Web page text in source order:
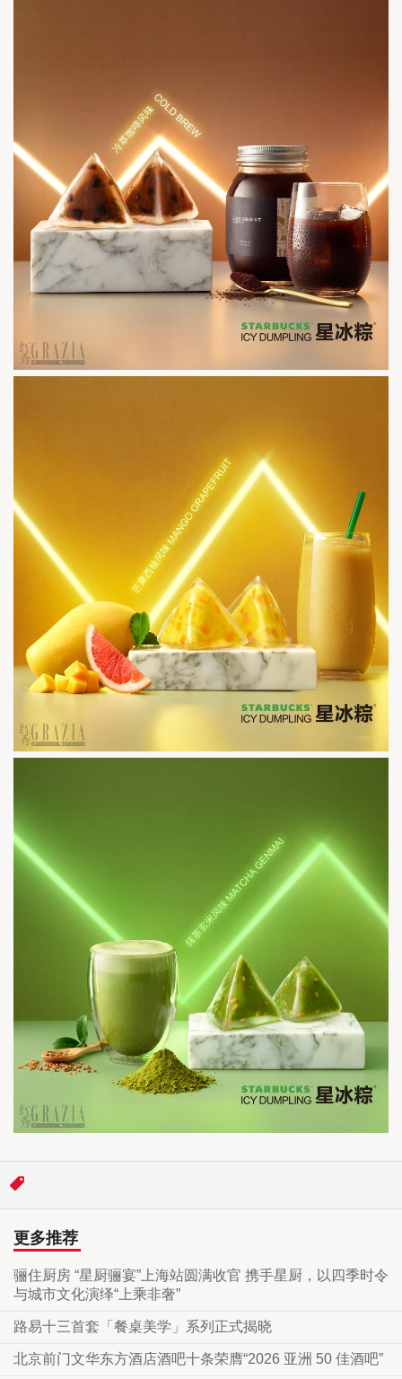
更多推荐
骊住厨房 “星厨骊宴”上海站圆满收官 携手星厨，以四季时令
与城市文化演绎“上乘非奢”
路易十三首套「餐桌美学」系列正式揭晓
北京前门文华东方酒店酒吧十条荣膺“2026 亚洲 50 佳酒吧”